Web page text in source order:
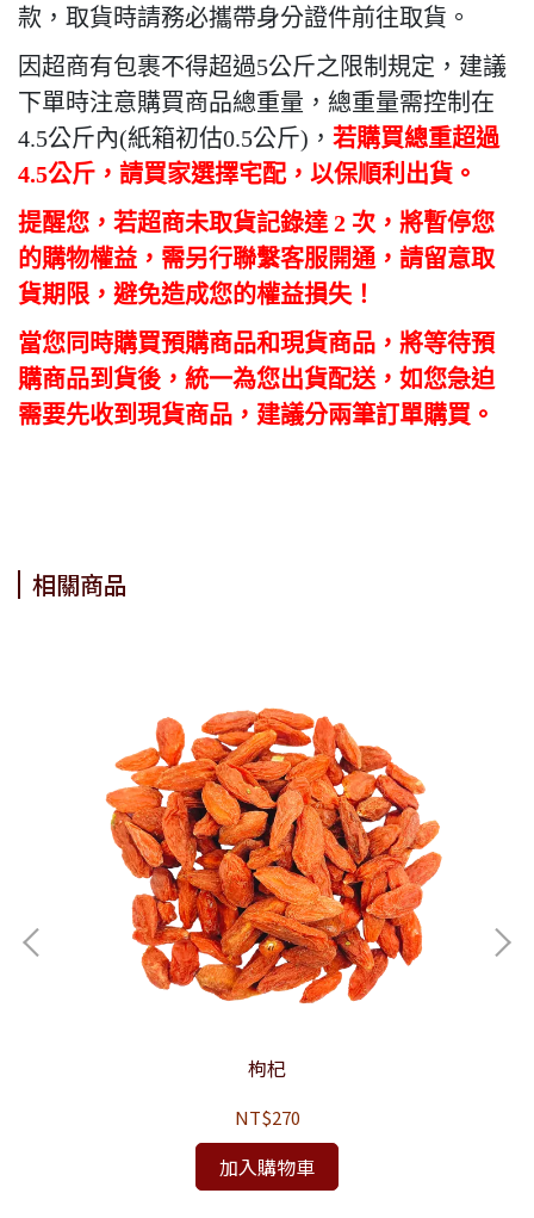
款，取貨時請務必攜帶身分證件前往取貨。
因超商有包裹不得超過5公斤之限制規定，建議
下單時注意購買商品總重量，總重量需控制在
4.5公斤內(紙箱初估0.5公斤) ， 若購買總重超過
4.5公斤，請買家選擇宅配，以保順利出貨。
提醒您，若超商未取貨記錄達2 次，將暫停您
的購物權益，需另行聯繫客服開通，請留意取
貨期限，避免造成您的權益損失！
當您同時購買預購商品和現貨商品，將等待預
購商品到貨後，統一為您出貨配送，如您急迫
需要先收到現貨商品，建議分兩筆訂單購買。
相關商品
枸杞
NT$270
加入購物車